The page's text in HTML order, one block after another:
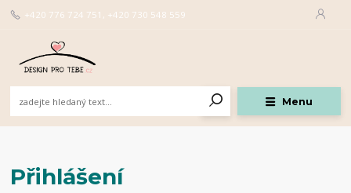
Menu
+420 776 724 751, +420 730 548 559
Přihlášení